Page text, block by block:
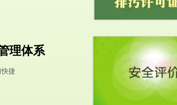
理体系
捷